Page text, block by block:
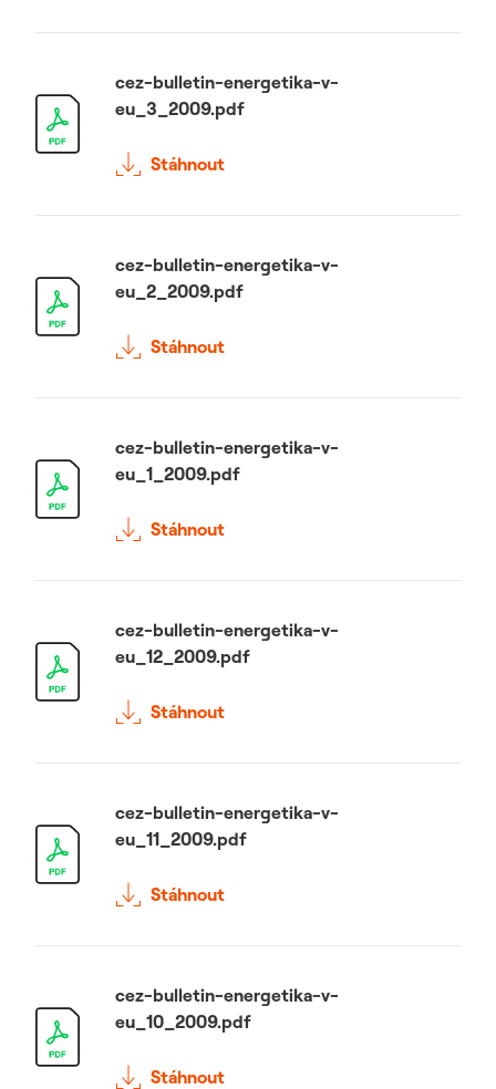
cez-bulletin-energetika-v-
eu_3_2009.pdf
Stáhnout
cez-bulletin-energetika-v-
eu_2_2009.pdf
Stáhnout
cez-bulletin-energetika-v-
eu_1_2009.pdf
Stáhnout
cez-bulletin-energetika-v-
eu_12_2009.pdf
Stáhnout
cez-bulletin-energetika-v-
eu_11_2009.pdf
Stáhnout
cez-bulletin-energetika-v-
eu_10_2009.pdf
Stáhnout